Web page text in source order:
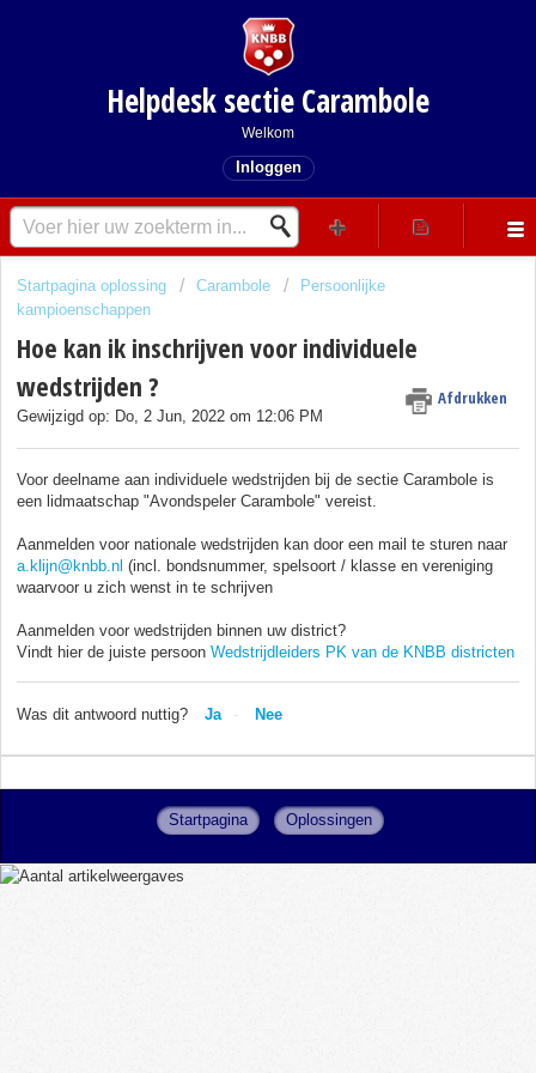
Helpdesk sectie Carambole
Welkom
Inloggen
Startpagina oplossing Carambole
Persoonlijke
kampioenschappen
Hoe kan ik inschrijven voor individuele
wedstrijden ?
Afdrukken
Gewijzigd op: Do, 2 Jun, 2022 om 12:06 PM
Voor deelname aan individuele wedstrijden bij de sectie Carambole is
een lidmaatschap "Avondspeler Carambole" vereist.
Aanmelden voor nationale wedstrijden kan door een mail te sturen naar
a.klijn@knbb.nl (incl. bondsnummer, spelsoort / klasse en vereniging
waarvoor u zich wenst in te schrijven
Aanmelden voor wedstrijden binnen uw district?
Vindt hier de juiste persoon Wedstrijdleiders PK van de KNBB districten
Was dit antwoord nuttig? Ja Nee
Startpagina Oplossingen